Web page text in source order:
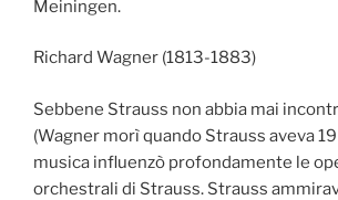
Meiningen.
Richard Wagner (1813-1883)
Sebbene Strauss non abbia mai
(Wagner morì quando Strauss aveva 19
musica influenzò profondamente le
orchestrali di Strauss. Strauss